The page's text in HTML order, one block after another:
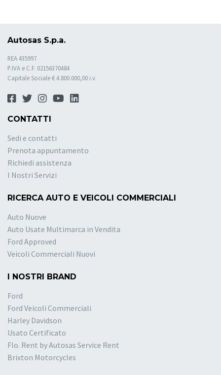
Autosas S.p.a.
REA 435997
P.IVA e C.F. 02156370484
Capitale Sociale € 4.800.000,00 i.v.
CONTATTI
Sedi e contatti
Prenota appuntamento
Richiedi assistenza
I Nostri Servizi
RICERCA AUTO E VEICOLI COMMERCIALI
Auto Nuove
Auto Usate Multimarca in Vendita
Ford Approved
Veicoli Commerciali Nuovi
I NOSTRI BRAND
Ford
Ford Veicoli Commerciali
Harley Davidson
Usato Certificato
Flo. Rent by Autosas Service Rent
Brixton Motorcycles